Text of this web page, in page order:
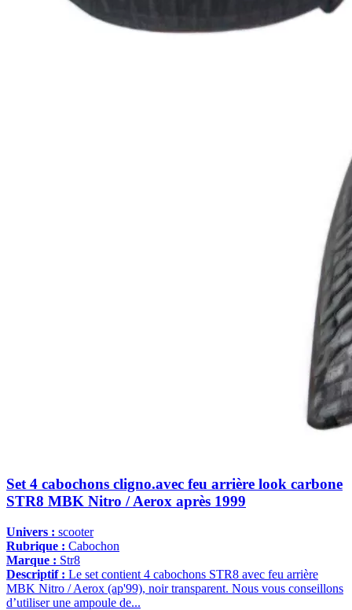
Set 4 cabochons cligno.avec feu arrière look carbone
STR8 MBK Nitro / Aerox après 1999
Univers : scooter
Rubrique : Cabochon
Marque : Str8
Descriptif : Le set contient 4 cabochons STR8 avec feu arrière
MBK Nitro / Aerox (ap'99), noir transparent. Nous vous conseillons
d’utiliser une ampoule de...